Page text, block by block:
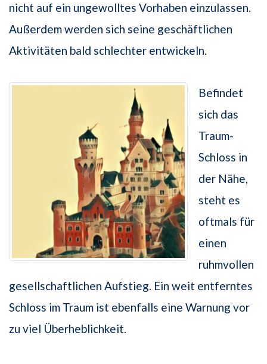
nicht auf ein ungewolltes Vorhaben einzulassen.
Außerdem werden sich seine geschäftlichen
Aktivitäten bald schlechter entwickeln.
Befindet
sich das
Traum-
Schloss in
der Nähe,
steht es
oftmals für
einen
ruhmvollen
gesellschaftlichen Aufstieg. Ein weit entferntes
Schloss im Traum ist ebenfalls eine Warnung vor
zu viel Überheblichkeit.